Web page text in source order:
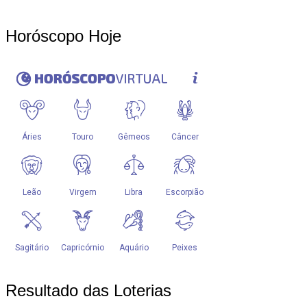
Horóscopo Hoje
Resultado das Loterias